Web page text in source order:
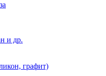
и др.
графит)